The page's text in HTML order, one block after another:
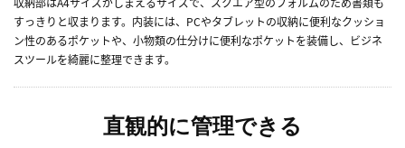
すっきりと収まります。内装には、PCやタブレットの収納に便利なクッショ
ン性のあるポケットや、小物類の仕分けに便利なポケットを装備し、ビジネ
スツールを綺麗に整理できます。
直観的に管理できる